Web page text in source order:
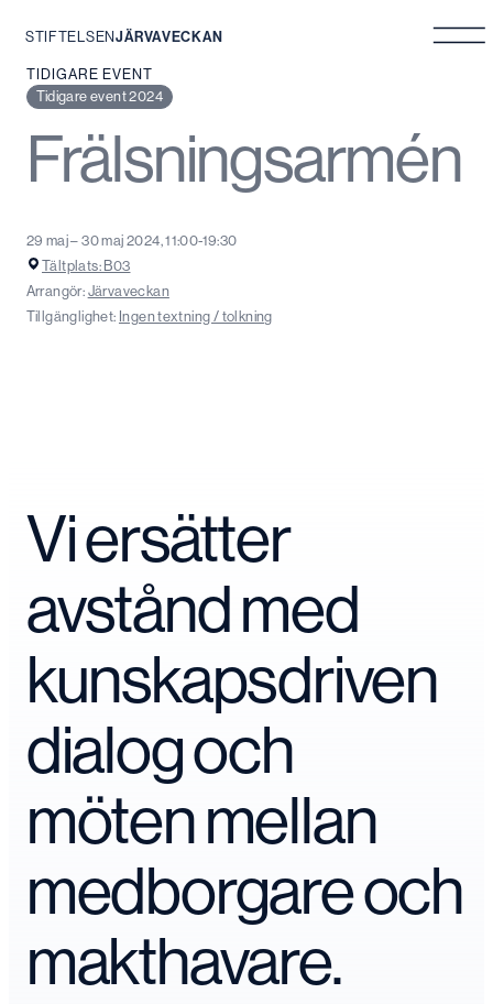
Hoppa
innehåll
STIFTELSENJÄRVAVECKAN
TIDIGARE EVENT
Tidigare event 2024
Frälsningsarmén
29 maj – 30 maj 2024, 11:00-19:30
Tältplats: B03
Arrangör:Järvaveckan
Tillgänglighet: Ingen textning / tolkning
Vi ersätter
avstånd med
kunskapsdriven
dialog och
möten mellan
medborgare och
makthavare.